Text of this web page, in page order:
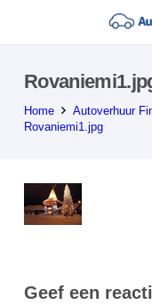
Home Autoverhuur
Rovaniemi1.jpg
Geef een